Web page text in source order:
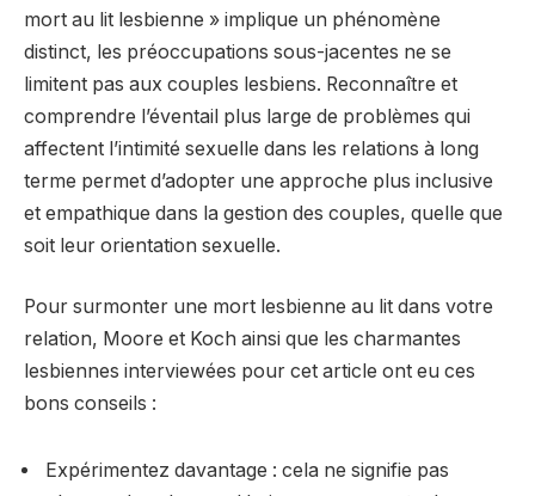
mort au lit lesbienne » implique un phénomène
distinct, les préoccupations sous-jacentes ne se
limitent pas aux couples lesbiens. Reconnaître et
comprendre l’éventail plus large de problèmes qui
affectent l’intimité sexuelle dans les relations à long
terme permet d’adopter une approche plus inclusive
et empathique dans la gestion des couples, quelle que
soit leur orientation sexuelle.
Pour surmonter une mort lesbienne au lit dans votre
relation, Moore et Koch ainsi que les charmantes
lesbiennes interviewées pour cet article ont eu ces
bons conseils :
Expérimentez davantage : cela ne signifie pas